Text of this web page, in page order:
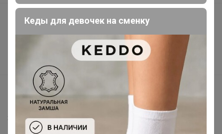
Подарочные сертификаты
Реклама на сайте
Вакансии
support@24-ok.ru
Написать в поддержку
Защита покупателя
Кеды для девочек на сменку